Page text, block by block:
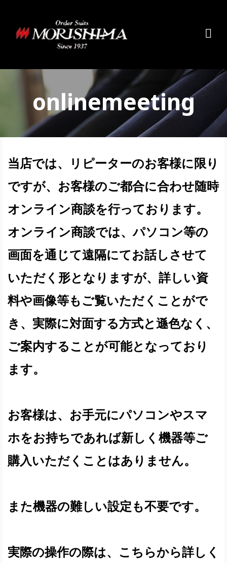
onlinemeeting
当店では、リピーターのお客様に限り
ですが、お客様のご都合に合わせ随時
オンライン商談を行っております。
オンライン商談では、パソコン等の
画面を通じて遠隔にてお話しさせて
いただく形となりますが、詳しい資
料や画像等もご覧いただくことがで
き、実際に対面する方式と遜色なく、
ご案内することが可能となっており
ます。
お客様は、お手元にパソコンやスマ
ホをお持ちであれば新しく機器等ご
購入いただくことはありません。
また機器の難しい設定も不要です。
実際の操作の際は、こちらから詳しく